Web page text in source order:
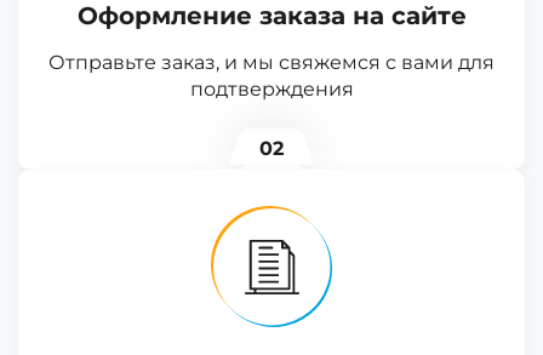
Оформление заказа на сайте
Отправьте заказ, и мы свяжемся с вами для
подтверждения
02